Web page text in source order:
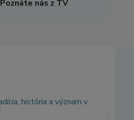
Poznáte nás z TV